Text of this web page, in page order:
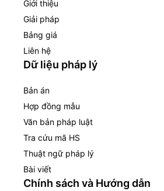
Giới thiệu
Giải pháp
Bảng giá
Liên hệ
Dữ liệu pháp lý
Bản án
Hợp đồng mẫu
Văn bản pháp luật
Tra cứu mã HS
Thuật ngữ pháp lý
Bài viết
Chính sách và Hướng dẫn